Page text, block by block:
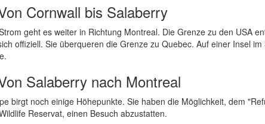
Cornwall bis Salaberry
geht es weiter in Richtung Montreal. Die Grenze zu den USA
offiziell. Sie überqueren die Grenze zu Quebec. Auf einer Insel
Salaberry nach Montreal
birgt noch einige Höhepunkte. Sie haben die Möglichkeit, dem
Reservat, einen Besuch abzustatten.